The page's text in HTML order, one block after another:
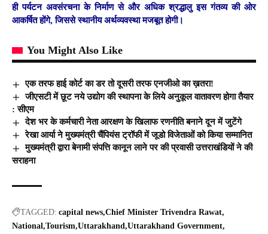
ही पर्यटन अवसंरचना के निर्माण से और अधिक श्रद्धालु इस गंतव्य की ओर
आकर्षित होंगे, जिससे स्थानीय अर्थव्यवस्था मजबूत होगी।
You Might Also Like
एक तरफ हाई कोर्ट का डर तो दूसरी तरफ एनजीओ का ख़तरा!
जीएसटी में छूट नये उद्योग की स्थापना के लिये अनुकूल वातावरण होगा तैयार
: सीएम
देश भर के कर्मचारी नेता आरक्षण के खिलाफ रणनीति बनाने दून में जुटेंगे
रेखा आर्या ने मुख्यमंत्री चैंपियंस ट्रॉफी में जूडो विजेताओं को किया सम्मानित
मुख्यमंत्री द्वारा बेनामी संपत्ति कानून लाने पर की प्रवासी उत्तराखंडियों ने की
सराहना
TAGGED: capital news Chief Minister Trivendra Rawat
National Tourism Uttarakhand Uttarakhand Government